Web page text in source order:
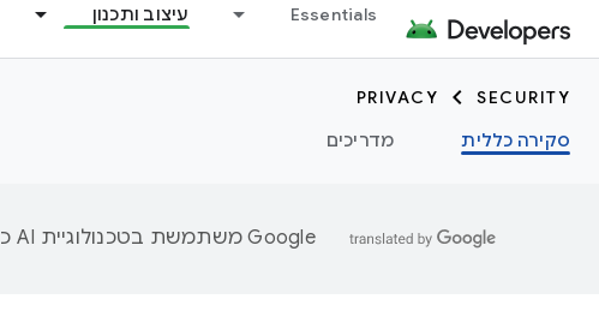
Essentials עיצוב ותכנון
SECURITY
PRIVACY
סקירה כללית
מדריכים
‫Google משתמשת בטכנולוגיית AI כדי לתרגם תוכן לשפה המועדפת עליך. בתרגומים כאלו עשויות להיות שגיאות.